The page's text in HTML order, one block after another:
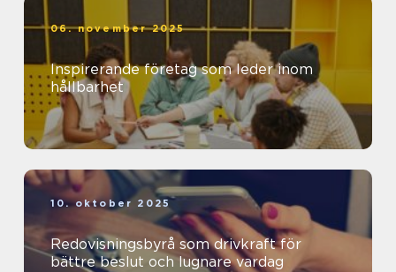
06. november 2025
Inspirerande företag som leder inom
hållbarhet
10. oktober 2025
Redovisningsbyrå som drivkraft för
bättre beslut och lugnare vardag